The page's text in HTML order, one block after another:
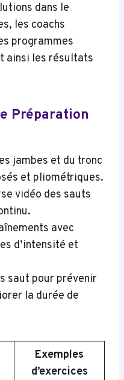
dans le
les coachs
programmes
ainsi les résultats
Préparation
jambes et du tronc
et pliométriques.
vidéo des sauts
avec
d’intensité et
saut pour prévenir
la durée de
Exemples
d’exercices